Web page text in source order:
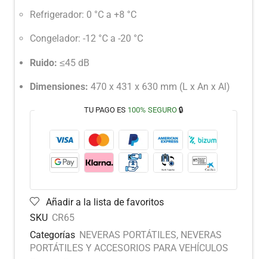
Refrigerador: 0 °C a +8 °C
Congelador: -12 °C a -20 °C
Ruido: ≤45 dB
Dimensiones: 470 x 431 x 630 mm (L x An x Al)
TU PAGO ES 100% SEGURO🔒
Añadir a la lista de favoritos
SKU CR65
Categorías NEVERAS PORTÁTILES, NEVERAS
PORTÁTILES Y ACCESORIOS PARA VEHÍCULOS